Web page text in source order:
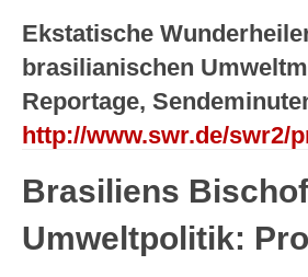
Ekstatische
brasilianischen
Reportage,
http://www.swr.de/swr2/
Brasiliens
Umweltpolitik: